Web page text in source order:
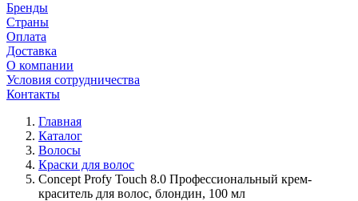
Бренды
Страны
Оплата
Доставка
О компании
Условия сотрудничества
Контакты
Главная
Каталог
Волосы
Краски для волос
Concept Profy Touch 8.0 Профессиональный крем-
краситель для волос, блондин, 100 мл